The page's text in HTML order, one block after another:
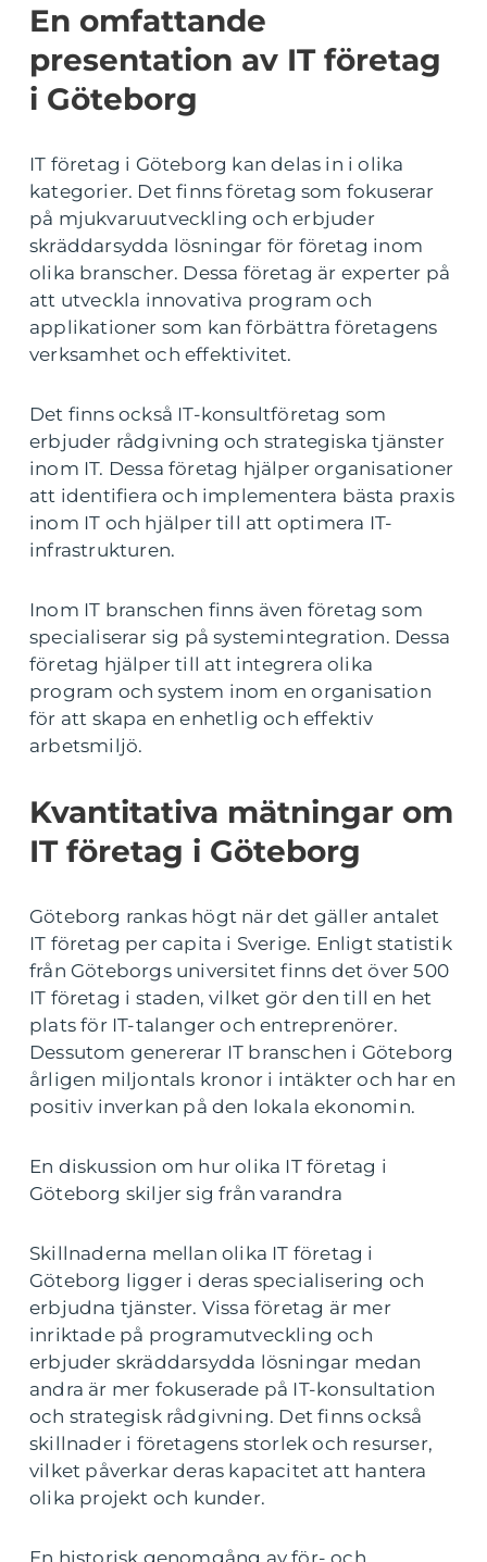
En omfattande
presentation av IT företag
i Göteborg
IT företag i Göteborg kan delas in i olika
kategorier. Det finns företag som fokuserar
på mjukvaruutveckling och erbjuder
skräddarsydda lösningar för företag inom
olika branscher. Dessa företag är experter på
att utveckla innovativa program och
applikationer som kan förbättra företagens
verksamhet och effektivitet.
Det finns också IT-konsultföretag som
erbjuder rådgivning och strategiska tjänster
inom IT. Dessa företag hjälper organisationer
att identifiera och implementera bästa praxis
inom IT och hjälper till att optimera IT-
infrastrukturen.
Inom IT branschen finns även företag som
specialiserar sig på systemintegration. Dessa
företag hjälper till att integrera olika
program och system inom en organisation
för att skapa en enhetlig och effektiv
arbetsmiljö.
Kvantitativa mätningar om
IT företag i Göteborg
Göteborg rankas högt när det gäller antalet
IT företag per capita i Sverige. Enligt statistik
från Göteborgs universitet finns det över 500
IT företag i staden, vilket gör den till en het
plats för IT-talanger och entreprenörer.
Dessutom genererar IT branschen i Göteborg
årligen miljontals kronor i intäkter och har en
positiv inverkan på den lokala ekonomin.
En diskussion om hur olika IT företag i
Göteborg skiljer sig från varandra
Skillnaderna mellan olika IT företag i
Göteborg ligger i deras specialisering och
erbjudna tjänster. Vissa företag är mer
inriktade på programutveckling och
erbjuder skräddarsydda lösningar medan
andra är mer fokuserade på IT-konsultation
och strategisk rådgivning. Det finns också
skillnader i företagens storlek och resurser,
vilket påverkar deras kapacitet att hantera
olika projekt och kunder.
En historisk genomgång av för- och